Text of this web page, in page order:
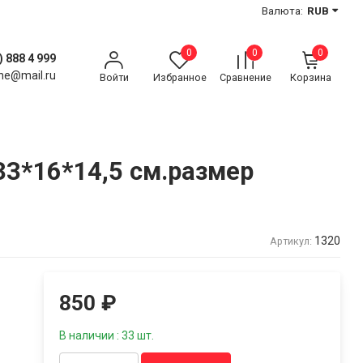
Валюта: RUB
888 4 999
Войти
0
Избранное
0
Сравнение
0
Корзина
см.размер
Артикул: 1320
850₽
В наличии : 33 шт.